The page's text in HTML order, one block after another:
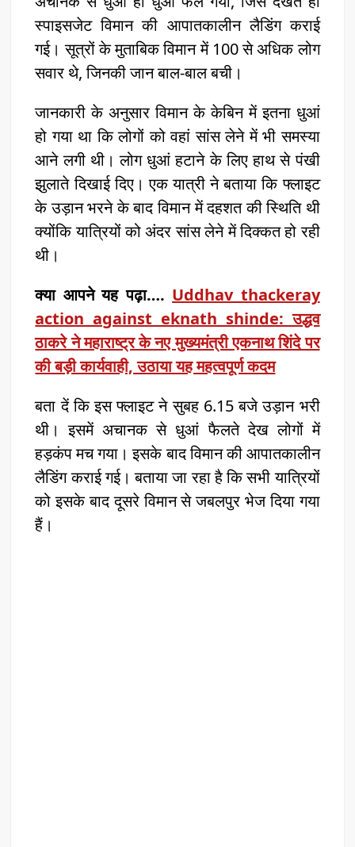
स्पाइसजेट विमान की आपातकालीन लैडिंग कराई
गई। सूत्रों के मुताबिक विमान में 100 से अधिक लोग
सवार थे, जिनकी जान बाल-बाल बची।
जानकारी के अनुसार विमान के केबिन में इतना धुआं
हो गया था कि लोगों को वहां सांस लेने में भी समस्या
आने लगी थी। लोग धुआं हटाने के लिए हाथ से पंखी
झुलाते दिखाई दिए। एक यात्री ने बताया कि फ्लाइट
के उड़ान भरने के बाद विमान में दहशत की स्थिति थी
क्योंकि यात्रियों को अंदर सांस लेने में दिक्कत हो रही
थी।
क्या आपने यह पढ़ा…. Uddhav thackeray
action against eknath shinde: उद्धव
ठाकरे ने महाराष्ट्र के नए मुख्यमंत्री एकनाथ शिंदे पर
की बड़ी कार्यवाही, उठाया यह महत्वपूर्ण कदम
बता दें कि इस फ्लाइट ने सुबह 6.15 बजे उड़ान भरी
थी। इसमें अचानक से धुआं फैलते देख लोगों में
हड़कंप मच गया। इसके बाद विमान की आपातकालीन
लैडिंग कराई गई। बताया जा रहा है कि सभी यात्रियों
को इसके बाद दूसरे विमान से जबलपुर भेज दिया गया
हैं।